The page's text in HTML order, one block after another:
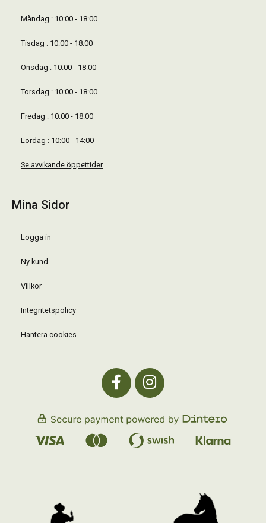
Måndag : 10:00 - 18:00
Tisdag : 10:00 - 18:00
Onsdag : 10:00 - 18:00
Torsdag : 10:00 - 18:00
Fredag : 10:00 - 18:00
Lördag : 10:00 - 14:00
Se avvikande öppettider
Mina Sidor
Logga in
Ny kund
Villkor
Integritetspolicy
Hantera cookies